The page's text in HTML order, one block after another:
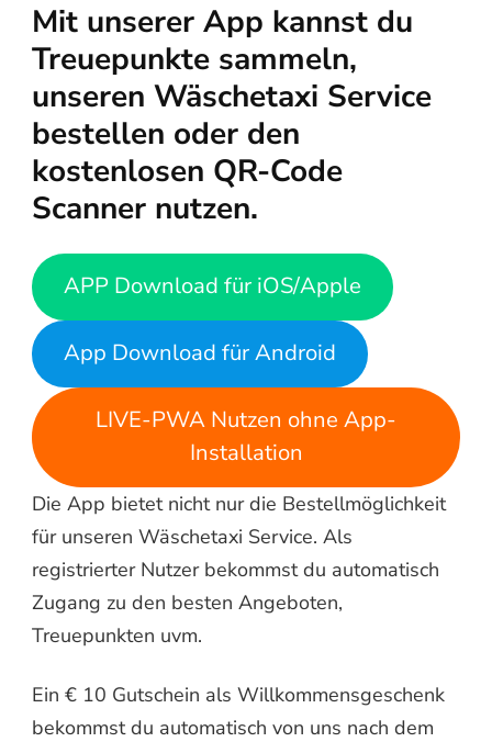
Mit unserer App kannst du
Treuepunkte sammeln,
unseren Wäschetaxi Service
bestellen oder den
kostenlosen QR-Code
Scanner nutzen.
APP Download für iOS/Apple
App Download für Android
LIVE-PWA Nutzen ohne App-
Installation
Die App bietet nicht nur die Bestellmöglichkeit
für unseren Wäschetaxi Service. Als
registrierter Nutzer bekommst du automatisch
Zugang zu den besten Angeboten,
Treuepunkten uvm.
Ein € 10 Gutschein als Willkommensgeschenk
bekommst du automatisch von uns nach dem